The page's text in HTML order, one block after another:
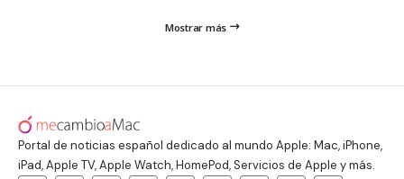
Mostrar más
Portal de noticias español dedicado al mundo Apple: Mac, iPhone,
iPad, Apple TV, Apple Watch, HomePod, Servicios de Apple y más.